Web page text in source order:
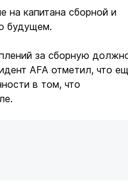
на капитана сборной и
будущем.
за сборную
AFA отметил, что
в том, что